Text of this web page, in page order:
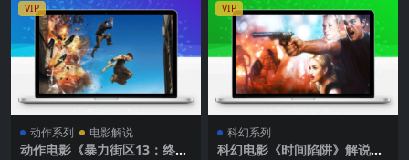
VIP
动作系列 电影解说
动作电影《暴力街区13：终
VIP
科幻系列
科幻电影《时间陷阱》解说文